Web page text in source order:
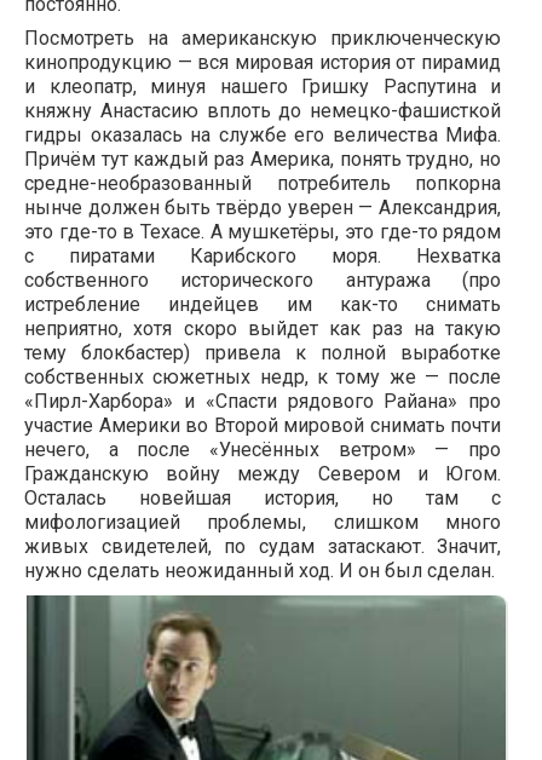
Посмотреть на американскую приключенческую
кинопродукцию — вся мировая история от пирамид
и клеопатр, минуя нашего Гришку Распутина и
княжну Анастасию вплоть до немецко-фашисткой
гидры оказалась на службе его величества Мифа.
Причём тут каждый раз Америка, понять трудно, но
средне-необразованный потребитель попкорна
нынче должен быть твёрдо уверен — Александрия,
это где-то в Техасе. А мушкетёры, это где-то рядом
с пиратами Карибского моря. Нехватка
собственного исторического антуража (про
истребление индейцев им как-то снимать
неприятно, хотя скоро выйдет как раз на такую
тему блокбастер) привела к полной выработке
собственных сюжетных недр, к тому же — после
«Пирл-Харбора» и «Спасти рядового Райана» про
участие Америки во Второй мировой снимать почти
нечего, а после «Унесённых ветром» — про
Гражданскую войну между Севером и Югом.
Осталась новейшая история, но там с
мифологизацией проблемы, слишком много
живых свидетелей, по судам затаскают. Значит,
нужно сделать неожиданный ход. И он был сделан.